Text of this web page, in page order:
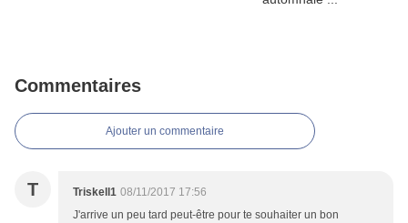
Commentaires
Ajouter un commentaire
T Triskell1 08/11/2017 17:56
J'arrive un peu tard peut-être pour te souhaiter un bon